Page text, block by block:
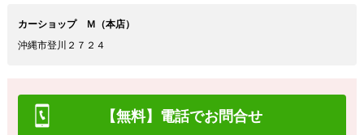
カーショップ Ｍ（本店）
沖縄市登川２７２４
【無料】電話でお問合せ